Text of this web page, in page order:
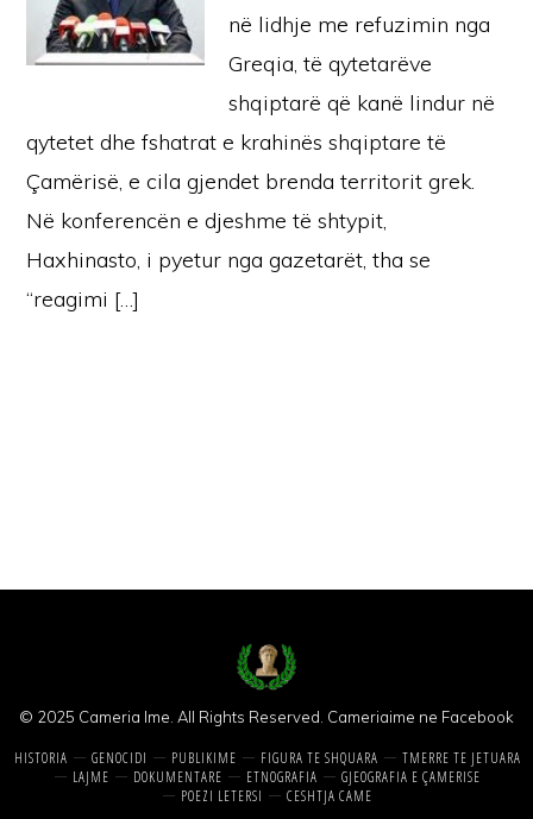
në lidhje me refuzimin nga
Greqia, të qytetarëve
shqiptarë që kanë lindur në
qytetet dhe fshatrat e krahinës shqiptare të
Çamërisë, e cila gjendet brenda territorit grek.
Në konferencën e djeshme të shtypit,
Haxhinasto, i pyetur nga gazetarët, tha se
“reagimi […]
© 2025 Cameria Ime. All Rights Reserved. Cameriaime ne Facebook
HISTORIA GENOCIDI PUBLIKIME FIGURA TE SHQUARA
TMERRE TE JETUARA
LAJME
DOKUMENTARE ETNOGRAFIA
GJEOGRAFIA E ÇAMERISE
POEZI LETERSI
CESHTJA CAME